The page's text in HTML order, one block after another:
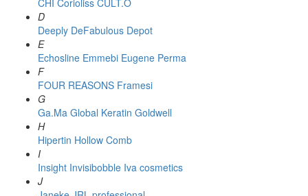
D
Deeply DeFabulous Depot
E
Echosline Emmebi Eugene Perma
F
FOUR REASONS Framesi
G
Ga.Ma Global Keratin Goldwell
H
Hipertin Hollow Comb
I
Insight Invisibobble Iva cosmetics
J